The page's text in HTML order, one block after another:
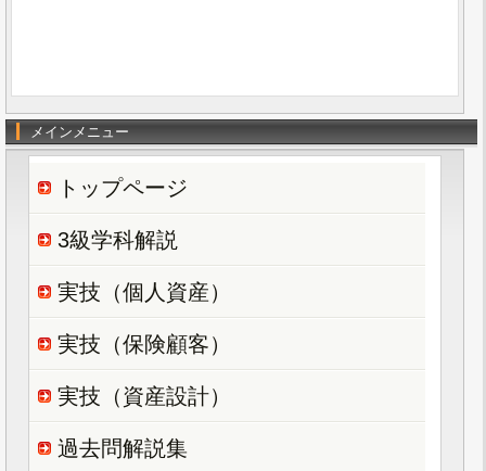
メインメニュー
トップページ
3級学科解説
実技（個人資産）
実技（保険顧客）
実技（資産設計）
過去問解説集